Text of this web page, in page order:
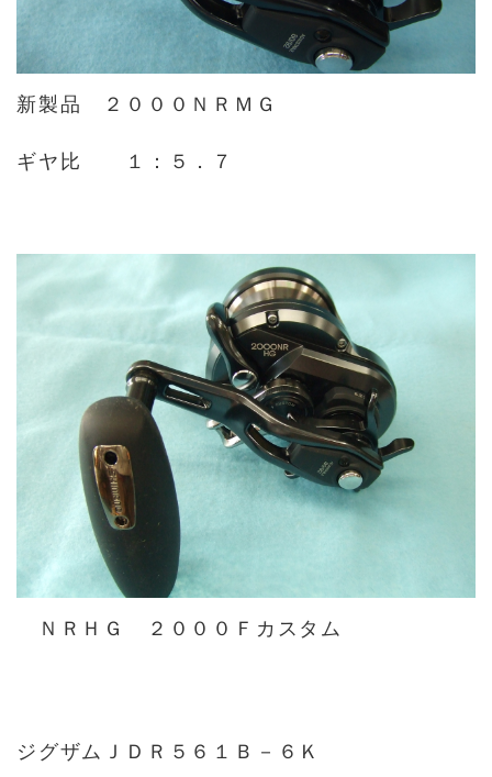
新製品 ２０００ＮＲＭＧ
ギヤ比 １：５．７
ＮＲＨＧ ２０００Ｆカスタム
ジグザムＪＤＲ５６１Ｂ－６Ｋ